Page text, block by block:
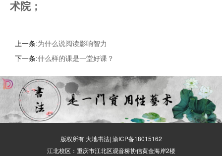
术院；
上一条:为什么说阅读影响智力
下一条:什么样的课是一堂好课？
版权所有 大地书法| 渝ICP备18015162
江北校区：重庆市江北区观音桥协信黄金海岸2楼